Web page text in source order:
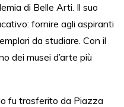
di Belle Arti. Il suo
fornire agli aspiranti
da studiare. Con il
dei musei d’arte più
fu trasferito da Piazza